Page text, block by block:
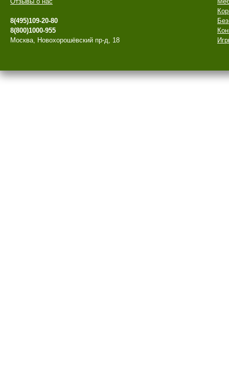
8(495)109-20-80
8(800)1000-955
Москва, Новохорошёвский пр-д, 18